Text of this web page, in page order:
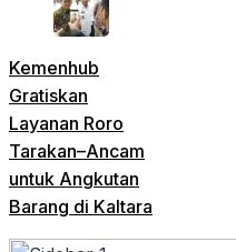
Kemenhub
Gratiskan
Layanan Roro
Tarakan–Ancam
untuk Angkutan
Barang di Kaltara